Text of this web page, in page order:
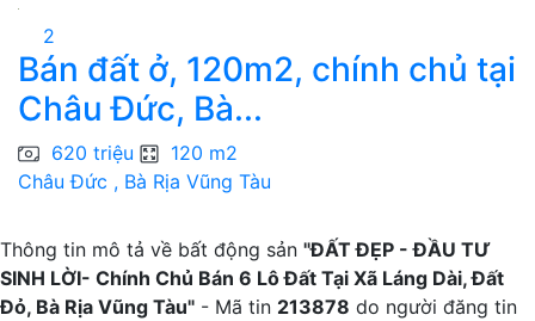
2
Bán đất ở, 120m2, chính chủ tại
Châu Đức, Bà...
620 triệu
120 m2
Châu Đức , Bà Rịa Vũng Tàu
Thông tin mô tả về bất động sản "ĐẤT ĐẸP - ĐẦU TƯ
SINH LỜI- Chính Chủ Bán 6 Lô Đất Tại Xã Láng Dài, Đất
Đỏ, Bà Rịa Vũng Tàu" - Mã tin 213878 do người đăng tin